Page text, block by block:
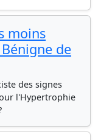
moins
de
des signes
l'Hypertrophie